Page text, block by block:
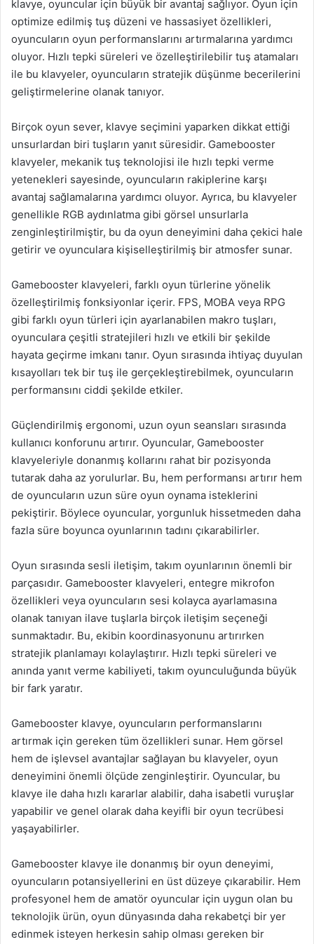
klavye, oyuncular için büyük bir avantaj sağlıyor. Oyun için
optimize edilmiş tuş düzeni ve hassasiyet özellikleri,
oyuncuların oyun performanslarını artırmalarına yardımcı
oluyor. Hızlı tepki süreleri ve özelleştirilebilir tuş atamaları
ile bu klavyeler, oyuncuların stratejik düşünme becerilerini
geliştirmelerine olanak tanıyor.
Birçok oyun sever, klavye seçimini yaparken dikkat ettiği
unsurlardan biri tuşların yanıt süresidir. Gamebooster
klavyeler, mekanik tuş teknolojisi ile hızlı tepki verme
yetenekleri sayesinde, oyuncuların rakiplerine karşı
avantaj sağlamalarına yardımcı oluyor. Ayrıca, bu klavyeler
genellikle RGB aydınlatma gibi görsel unsurlarla
zenginleştirilmiştir, bu da oyun deneyimini daha çekici hale
getirir ve oyunculara kişiselleştirilmiş bir atmosfer sunar.
Gamebooster klavyeleri, farklı oyun türlerine yönelik
özelleştirilmiş fonksiyonlar içerir. FPS, MOBA veya RPG
gibi farklı oyun türleri için ayarlanabilen makro tuşları,
oyunculara çeşitli stratejileri hızlı ve etkili bir şekilde
hayata geçirme imkanı tanır. Oyun sırasında ihtiyaç duyulan
kısayolları tek bir tuş ile gerçekleştirebilmek, oyuncuların
performansını ciddi şekilde etkiler.
Güçlendirilmiş ergonomi, uzun oyun seansları sırasında
kullanıcı konforunu artırır. Oyuncular, Gamebooster
klavyeleriyle donanmış kollarını rahat bir pozisyonda
tutarak daha az yorulurlar. Bu, hem performansı artırır hem
de oyuncuların uzun süre oyun oynama isteklerini
pekiştirir. Böylece oyuncular, yorgunluk hissetmeden daha
fazla süre boyunca oyunlarının tadını çıkarabilirler.
Oyun sırasında sesli iletişim, takım oyunlarının önemli bir
parçasıdır. Gamebooster klavyeleri, entegre mikrofon
özellikleri veya oyuncuların sesi kolayca ayarlamasına
olanak tanıyan ilave tuşlarla birçok iletişim seçeneği
sunmaktadır. Bu, ekibin koordinasyonunu artırırken
stratejik planlamayı kolaylaştırır. Hızlı tepki süreleri ve
anında yanıt verme kabiliyeti, takım oyunculuğunda büyük
bir fark yaratır.
Gamebooster klavye, oyuncuların performanslarını
artırmak için gereken tüm özellikleri sunar. Hem görsel
hem de işlevsel avantajlar sağlayan bu klavyeler, oyun
deneyimini önemli ölçüde zenginleştirir. Oyuncular, bu
klavye ile daha hızlı kararlar alabilir, daha isabetli vuruşlar
yapabilir ve genel olarak daha keyifli bir oyun tecrübesi
yaşayabilirler.
Gamebooster klavye ile donanmış bir oyun deneyimi,
oyuncuların potansiyellerini en üst düzeye çıkarabilir. Hem
profesyonel hem de amatör oyuncular için uygun olan bu
teknolojik ürün, oyun dünyasında daha rekabetçi bir yer
edinmek isteyen herkesin sahip olması gereken bir